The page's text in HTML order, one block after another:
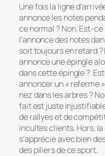
Une fois la ligne
annonce les notes
ce normal ? Non. Est-
l’annonce des notes
soit toujours en retard ?
annonce une épingle
dans cette épingle ?
annoncer un « referme
nez dans les arbres ?
fait est juste
de rallyes et de
incultes clients. Hors,
s’apprécie avec bien
des piliers de ce sport.